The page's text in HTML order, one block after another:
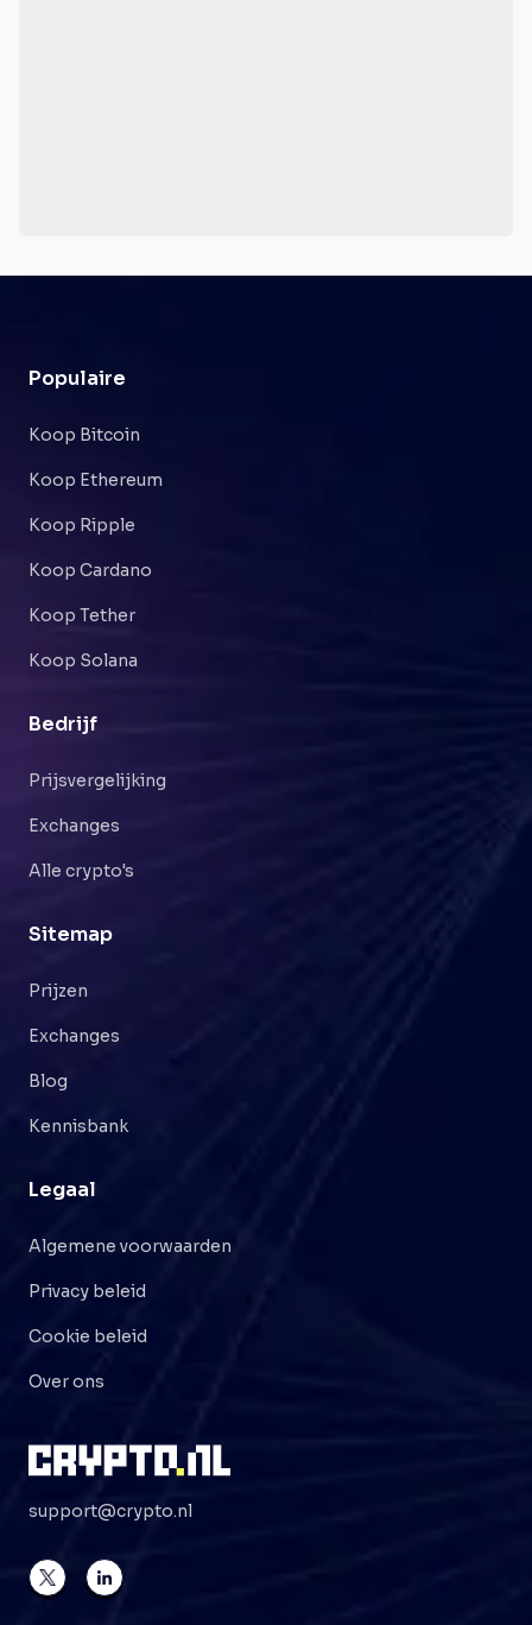
Populaire
Koop Bitcoin
Koop Ethereum
Koop Ripple
Koop Cardano
Koop Tether
Koop Solana
Bedrijf
Prijsvergelijking
Exchanges
Alle crypto's
Sitemap
Prijzen
Exchanges
Blog
Kennisbank
Legaal
Algemene voorwaarden
Privacy beleid
Cookie beleid
Over ons
support@crypto.nl